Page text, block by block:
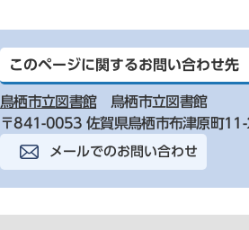
このページに関するお問い合わせ先
鳥栖市立図書館
鳥栖市立図書館
〒841-0053 佐賀県鳥栖市布津原町11-
メールでのお問い合わせ